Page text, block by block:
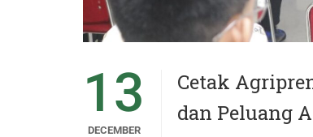
13
DECEMBER
Cetak
dan Peluang